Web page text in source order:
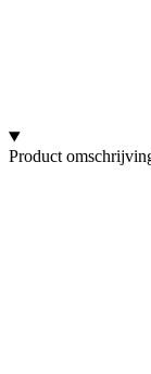
Product